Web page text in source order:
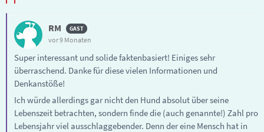
RM
vor 9 Monaten
Super interessant und solide faktenbasiert! Einiges sehr
überraschend. Danke für diese vielen Informationen und
Denkanstöße!
Ich würde allerdings gar nicht den Hund absolut über seine
Lebenszeit betrachten, sondern finde die (auch genannte!) Zahl pro
Lebensjahr viel ausschlaggebender. Denn der eine Mensch hat in